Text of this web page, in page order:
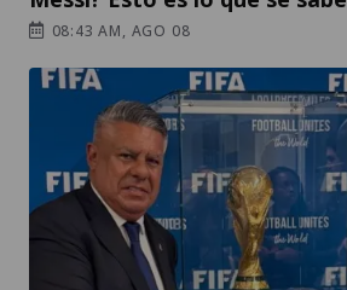
08:43 AM, AGO 08